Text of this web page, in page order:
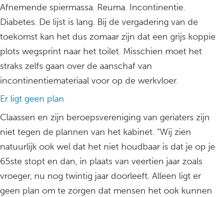
Afnemende spiermassa. Reuma. Incontinentie.
Diabetes. De lijst is lang. Bij de vergadering van de
toekomst kan het dus zomaar zijn dat een grijs koppie
plots wegsprint naar het toilet. Misschien moet het
straks zelfs gaan over de aanschaf van
incontinentiemateriaal voor op de werkvloer.
Er ligt geen plan
Claassen en zijn beroepsvereniging van geriaters zijn
niet tegen de plannen van het kabinet. “Wij zien
natuurlijk ook wel dat het niet houdbaar is dat je op je
65ste stopt en dan, in plaats van veertien jaar zoals
vroeger, nu nog twintig jaar doorleeft. Alleen ligt er
geen plan om te zorgen dat mensen het ook kunnen